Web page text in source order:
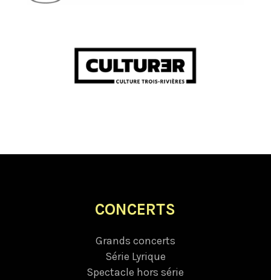
CONCERTS
Grands concerts
Série Lyrique
Spectacle hors série